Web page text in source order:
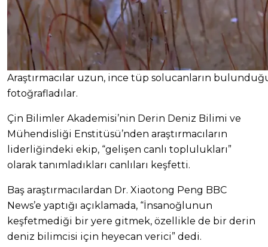
Araştırmacılar uzun, ince tüp solucanların
fotoğrafladılar.
Çin Bilimler Akademisi’nin Derin Deniz Bilimi ve
Mühendisliği Enstitüsü’nden araştırmacıların
liderliğindeki ekip, “gelişen canlı toplulukları”
olarak tanımladıkları canlıları keşfetti.
Baş araştırmacılardan Dr. Xiaotong Peng BBC
News’e yaptığı açıklamada, “İnsanoğlunun
keşfetmediği bir yere gitmek, özellikle de bir derin
deniz bilimcisi için heyecan verici” dedi.